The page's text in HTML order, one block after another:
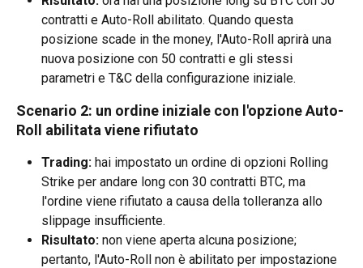
contratti e Auto-Roll abilitato. Quando questa
posizione scade in the money, l'Auto-Roll aprirà una
nuova posizione con 50 contratti e gli stessi
parametri e T&C della configurazione iniziale.
Scenario 2: un ordine iniziale con l'opzione Auto-
Roll abilitata viene rifiutato
Trading: hai impostato un ordine di opzioni Rolling
Strike per andare long con 30 contratti BTC, ma
l'ordine viene rifiutato a causa della tolleranza allo
slippage insufficiente.
Risultato: non viene aperta alcuna posizione;
pertanto, l'Auto-Roll non è abilitato per impostazione